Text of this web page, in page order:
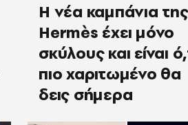
Η νέα καμπάνια της
Hermès έχει μόνο
σκύλους και είναι
πιο χαριτωμένο θα
δεις σήμερα